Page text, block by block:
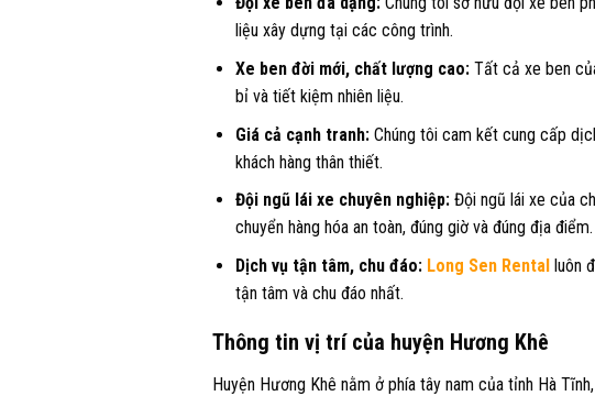
liệu xây dựng tại các công trình.
Xe ben đời mới, chất lượng cao: Tất cả xe ben
bỉ và tiết kiệm nhiên liệu.
Giá cả cạnh tranh: Chúng tôi cam kết cung cấp
khách hàng thân thiết.
Đội ngũ lái xe chuyên nghiệp: Đội ngũ lái xe của
chuyển hàng hóa an toàn, đúng giờ và đúng địa điểm.
Dịch vụ tận tâm, chu đáo: Long Sen Rental luôn
tận tâm và chu đáo nhất.
Thông tin vị trí của huyện Hương Khê
Huyện Hương Khê nằm ở phía tây nam của tỉnh Hà